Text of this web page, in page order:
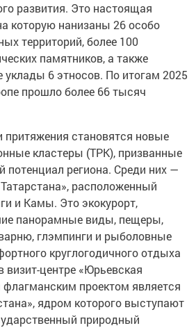
развития. Это настоящая
которую нанизаны 26 особо
территорий, более 100
памятников, а также
6 этносов. По итогам 2025
прошло более 66 тысяч
становятся новые
кластеры (ТРК), призванные
потенциал региона. Среди них —
расположенный
и Камы. Это экокурорт,
панорамные виды, пещеры,
глэмпинги и рыболовные
круглогодичного отдыха
визит-центре «Юрьевская
проектом является
ядром которого выступают
природный